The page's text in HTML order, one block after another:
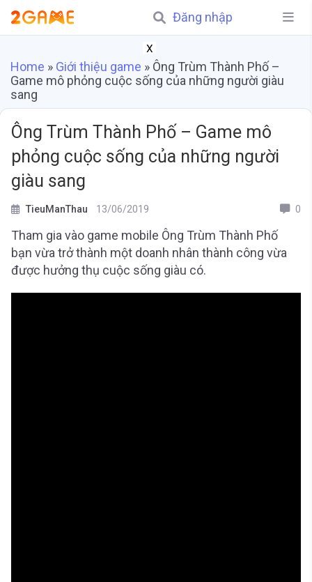
Đăng nhập
X
Home » Giới thiệu game » Ông Trùm Thành Phố –
Game mô phỏng cuộc sống của những người giàu
sang
Ông Trùm Thành Phố – Game mô
phỏng cuộc sống của những người
giàu sang
TieuManThau 13/06/2019 0
Tham gia vào game mobile Ông Trùm Thành Phố
bạn vừa trở thành một doanh nhân thành công vừa
được hưởng thụ cuộc sống giàu có.